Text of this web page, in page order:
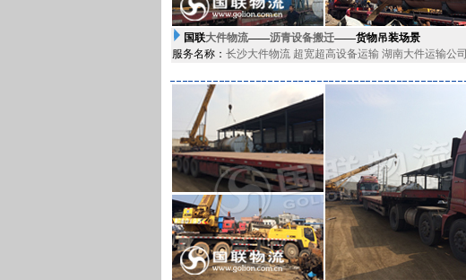
国联大件物流——沥青设备搬迁——货物吊装场景
服务名称： 长沙大件物流 超宽超高设备运输 湖南大件运输公司